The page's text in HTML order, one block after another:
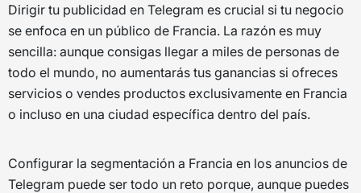
Dirigir tu publicidad en Telegram es crucial si tu negocio
se enfoca en un público de Francia. La razón es muy
sencilla: aunque consigas llegar a miles de personas de
todo el mundo, no aumentarás tus ganancias si ofreces
servicios o vendes productos exclusivamente en Francia
o incluso en una ciudad específica dentro del país.
Configurar la segmentación a Francia en los anuncios de
Telegram puede ser todo un reto porque, aunque puedes